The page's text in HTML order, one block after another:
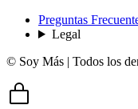
Preguntas
Legal
© Soy Más | Todos los